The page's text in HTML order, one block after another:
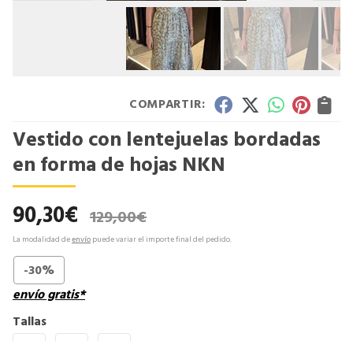
COMPARTIR:
Vestido con lentejuelas bordadas
en forma de hojas NKN
90,30€ 129,00€
La modalidad deenvío puede variar el importe final del pedido.
-30%
envío gratis*
Tallas